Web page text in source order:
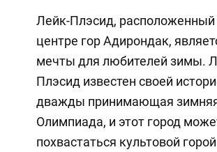
Лейк-Плэсид,
центре гор Адирондак,
мечты для любителей зимы.
Плэсид известен своей
дважды принимающая
Олимпиада, и этот город
похвастаться культовой